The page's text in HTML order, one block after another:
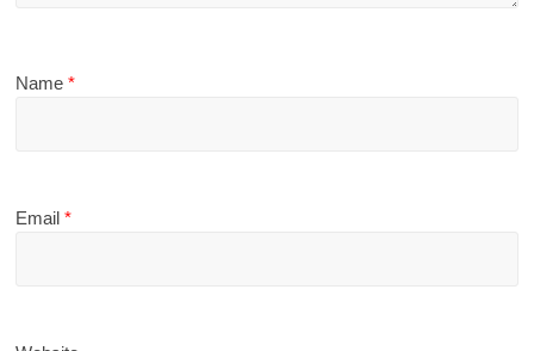
Name*
Email*